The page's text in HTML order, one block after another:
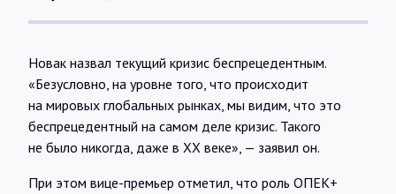
Новак назвал текущий кризис беспрецедентным.
«Безусловно, на уровне того, что происходит
на мировых глобальных рынках, мы видим, что это
беспрецедентный на самом деле кризис. Такого
не было никогда, даже в ХХ веке», — заявил он.
При этом вице-премьер отметил, что роль ОПЕК+